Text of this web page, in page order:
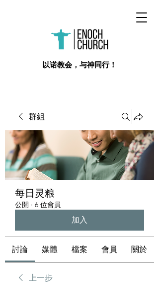
​以诺教会，与神同行！
群組
每日灵粮
公開 · 6 位會員
加入
討論 媒體 檔案 會員 關於
上一步